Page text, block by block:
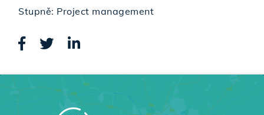
Stupně: Project management